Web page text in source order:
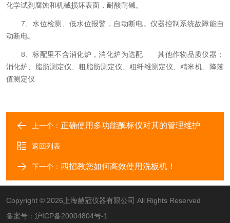
化学试剂腐蚀和机械损坏表面，耐酸耐碱。
7、水位检测、低水位报警，自动断电。仪器控制系统故障能自
动断电。
8、标配里不含消化炉，消化炉为选配 其他作物品质仪器：
消化炉、脂肪测定仪、粗脂肪测定仪、粗纤维测定仪、精米机、降落
值测定仪
上一个： 正确使用多功能酶标仪对其的管理维护
返回列表
下一个： 四招教您如何高效使用洗板机！
Copyright © 2026上海赫冠仪器有限公司 All Rights Reserved
备案号： 沪ICP备20004804号-1